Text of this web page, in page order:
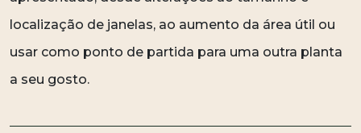
localização de janelas, ao aumento da área útil ou
usar como ponto de partida para uma outra planta
a seu gosto.